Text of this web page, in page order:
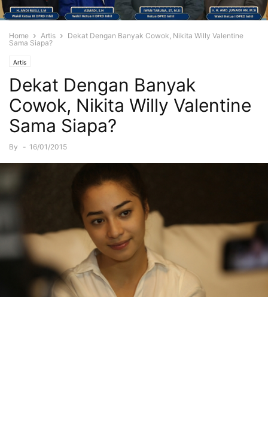
Home Artis
Dekat Dengan Banyak Cowok, Nikita Willy Valentine
Sama Siapa?
Artis
Dekat Dengan Banyak
Cowok, Nikita Willy Valentine
Sama Siapa?
By - 16/01/2015